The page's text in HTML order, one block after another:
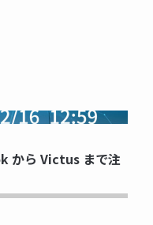
から Victus まで注